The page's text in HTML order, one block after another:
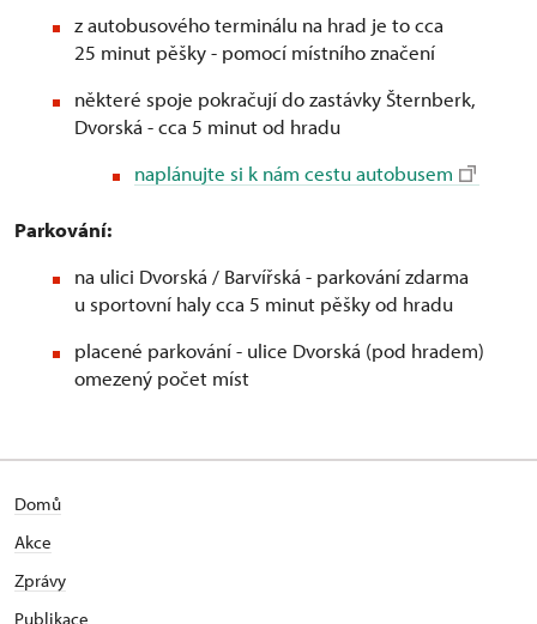
z autobusového terminálu na hrad je to cca
25 minut pěšky - pomocí místního značení
některé spoje pokračují do zastávky Šternberk,
Dvorská - cca 5 minut od hradu
naplánujte si k nám cestu autobusem
Parkování:
na ulici Dvorská / Barvířská - parkování zdarma
u sportovní haly cca 5 minut pěšky od hradu
placené parkování - ulice Dvorská (pod hradem)
omezený počet míst
Domů
Akce
Zprávy
Publikace